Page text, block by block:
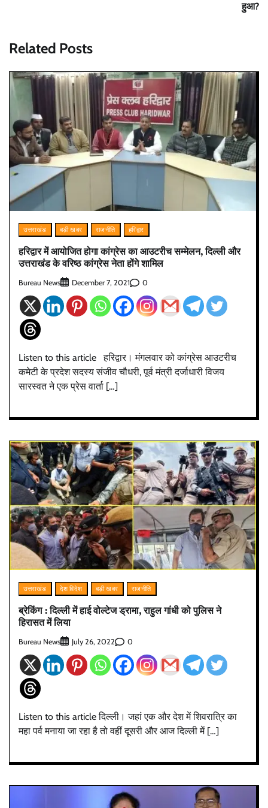
हुआ?
Related Posts
उत्तराखंड बड़ी खबर राजनीति हरिद्वार
हरिद्वार में आयोजित होगा कांग्रेस का आउटरीच सम्मेलन, दिल्ली और
उत्तराखंड के वरिष्ठ कांग्रेस नेता होंगे शामिल
Bureau News December 7, 2021 0
Listen to this article हरिद्वार। मंगलवार को कांग्रेस आउटरीच
कमेटी के प्रदेश सदस्य संजीव चौधरी, पूर्व मंत्री दर्जाधारी विजय
सारस्वत ने एक प्रेस वार्ता […]
उत्तराखंड देश विदेश बड़ी खबर राजनीति
ब्रेकिंग : दिल्ली में हाई वोल्टेज ड्रामा, राहुल गांधी को पुलिस ने
हिरासत में लिया
Bureau News July 26, 2022 0
Listen to this article दिल्ली। जहां एक और देश में शिवरात्रि का
महा पर्व मनाया जा रहा है तो वहीं दूसरी और आज दिल्ली में […]